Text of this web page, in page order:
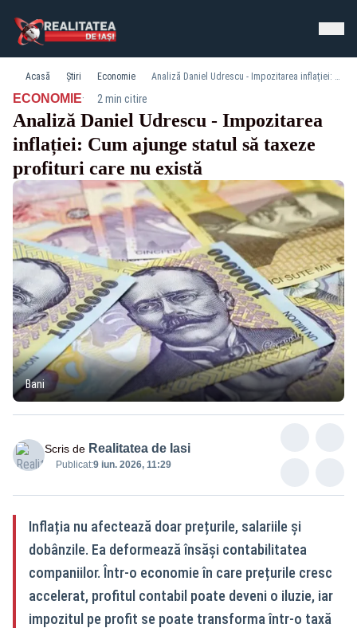
Acasă Știri Economie Analiză Daniel Udrescu - Impozitarea inflației: Cum ajunge statul să taxeze profituri care nu există
ECONOMIE· 2 min citire
Analiză Daniel Udrescu - Impozitarea
inflației: Cum ajunge statul să taxeze
profituri care nu există
Bani
Scris de Realitatea de Iasi
Publicat:9 iun. 2026, 11:29
Inflația nu afectează doar prețurile, salariile și
dobânzile. Ea deformează însăși contabilitatea
companiilor. Într-o economie în care prețurile cresc
accelerat, profitul contabil poate deveni o iluzie, iar
impozitul pe profit se poate transforma într-o taxă